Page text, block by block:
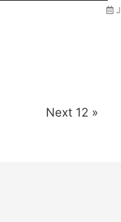
Next 12